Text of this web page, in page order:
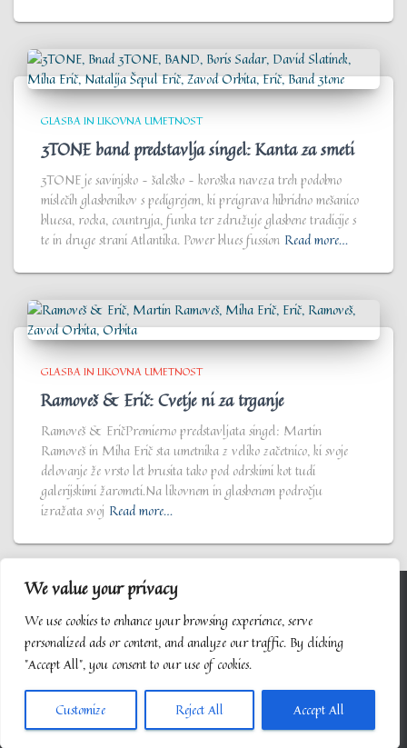
We value your privacy
We use cookies to enhance your browsing experience, serve
personalized ads or content, and analyze our traffic. By clicking
"Accept All", you consent to our use of cookies.
Customize Reject All Accept All
GLASBA IN LIKOVNA UMETNOST
3TONE band predstavlja singel: Kanta za smeti
3TONE je savinjsko – šaleško – koroška naveza treh podobno
mislečih glasbenikov s pedigrejem, ki preigrava hibridno mešanico
bluesa, rocka, countryja, funka ter združuje glasbene tradicije s
te in druge strani Atlantika. Power blues fussion Read more…
GLASBA IN LIKOVNA UMETNOST
Ramoveš & Erič: Cvetje ni za trganje
Ramoveš & EričPremierno predstavljata singel: Martin
Ramoveš in Miha Erič sta umetnika z veliko začetnico, ki svoje
delovanje že vrsto let brusita tako pod odrskimi kot tudi
galerijskimi žarometi.Na likovnem in glasbenem področju
izražata svoj Read more…
3TONE BLOG HTTPS://SALSAVERDE.ART
KUD SALSAVERDE ZAVOD ORBITA
Hestia | Developed by